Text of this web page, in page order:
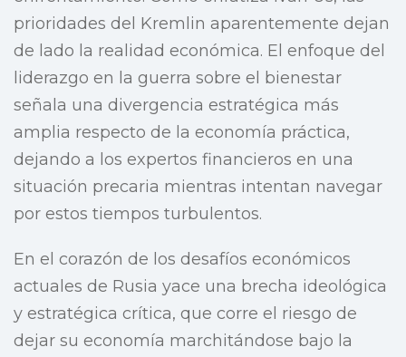
prioridades del Kremlin aparentemente dejan
de lado la realidad económica. El enfoque del
liderazgo en la guerra sobre el bienestar
señala una divergencia estratégica más
amplia respecto de la economía práctica,
dejando a los expertos financieros en una
situación precaria mientras intentan navegar
por estos tiempos turbulentos.
En el corazón de los desafíos económicos
actuales de Rusia yace una brecha ideológica
y estratégica crítica, que corre el riesgo de
dejar su economía marchitándose bajo la